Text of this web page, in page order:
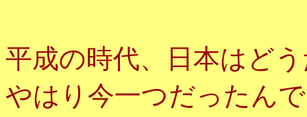
平成の時代、日本はど
やはり今一つだったん